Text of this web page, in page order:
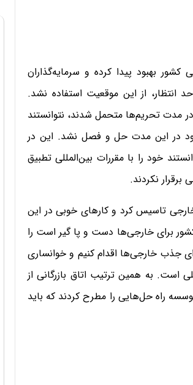
بهبود پیدا کرده و سرمایه‌گذاران
انتظار، از این موقعیت استفاده نشد.
مدت تحریم‌ها متحمل شدند، نتوانستند
در این مدت حل و فصل نشد. این در
خود را با مقررات بین‌المللی تطبیق
برقرار نکردند.
تاسیس کرد و کارهای خوبی در این
برای خارجی‌ها دست و پا گیر است را
جذب خارجی‌ها اقدام کنیم و خوانساری
است. به همین ترتیب اتاق بازرگانی از
راه حل‌هایی را مطرح کردند که باید